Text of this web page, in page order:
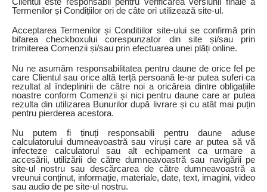
Termenilor și Condițiilor ori de câte ori utilizează site-ul.
Acceptarea Termenilor și Conditiilor site-ului se confirmă prin
bifarea checkboxului corespunzator din site și/sau prin
trimiterea Comenzii și/sau prin efectuarea unei plăți online.
Nu ne asumăm responsabilitatea pentru daune de orice fel pe
care Clientul sau orice altă terță persoană le-ar putea suferi ca
rezultat al îndeplinirii de către noi a oricăreia dintre obligațiile
noastre conform Comenzii și nici pentru daune care ar putea
rezulta din utilizarea Bunurilor după livrare și cu atât mai puțin
pentru pierderea acestora.
Nu putem fi ținuți responsabili pentru daune aduse
calculatorului dumneavoastră sau viruși care ar putea să vă
infecteze calculatorul sau alt echipament ca urmare a
accesării, utilizării de către dumneavoastră sau navigării pe
site-ul nostru sau descărcarea de către dumneavoastră a
vreunui conținut, informație, materiale, date, text, imagini, video
sau audio de pe site-ul nostru.